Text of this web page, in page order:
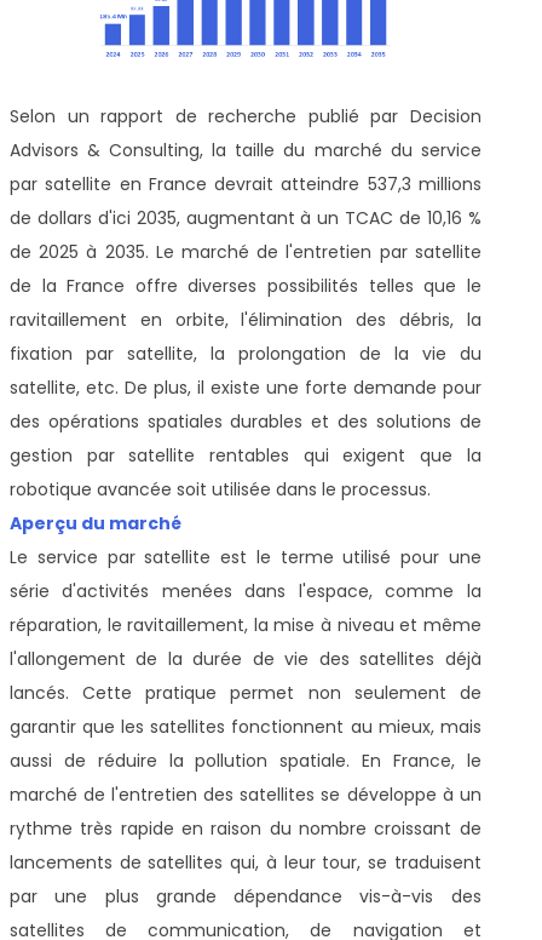
Selon un rapport de recherche publié par Decision
Advisors & Consulting, la taille du marché du service
par satellite en France devrait atteindre 537,3 millions
de dollars d'ici 2035, augmentant à un TCAC de 10,16 %
de 2025 à 2035. Le marché de l'entretien par satellite
de la France offre diverses possibilités telles que le
ravitaillement en orbite, l'élimination des débris, la
fixation par satellite, la prolongation de la vie du
satellite, etc. De plus, il existe une forte demande pour
des opérations spatiales durables et des solutions de
gestion par satellite rentables qui exigent que la
robotique avancée soit utilisée dans le processus.
Aperçu du marché
Le service par satellite est le terme utilisé pour une
série d'activités menées dans l'espace, comme la
réparation, le ravitaillement, la mise à niveau et même
l'allongement de la durée de vie des satellites déjà
lancés. Cette pratique permet non seulement de
garantir que les satellites fonctionnent au mieux, mais
aussi de réduire la pollution spatiale. En France, le
marché de l'entretien des satellites se développe à un
rythme très rapide en raison du nombre croissant de
lancements de satellites qui, à leur tour, se traduisent
par une plus grande dépendance vis-à-vis des
satellites de communication, de navigation et